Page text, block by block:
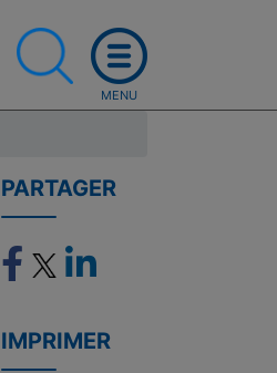
PARTAGER
IMPRIMER